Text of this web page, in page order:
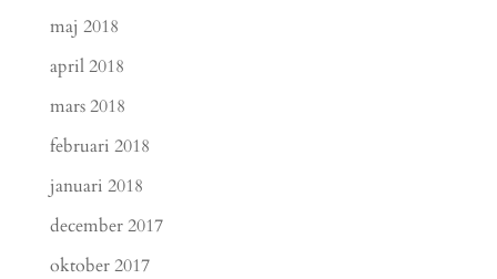
maj 2018
april 2018
mars 2018
februari 2018
januari 2018
december 2017
oktober 2017